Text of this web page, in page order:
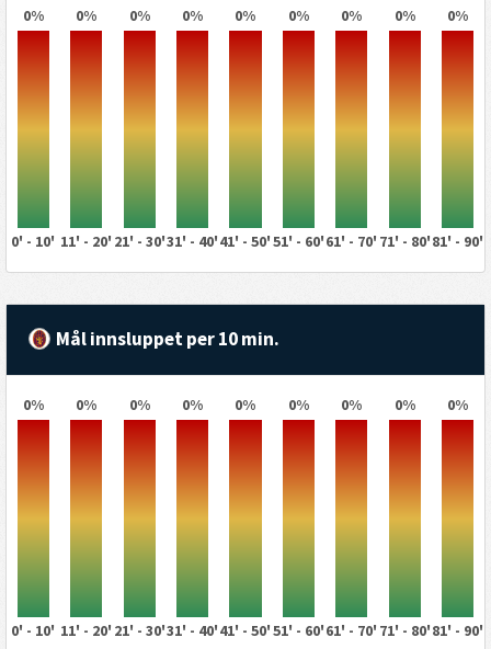
0% 0% 0% 0% 0% 0% 0% 0% 0%
0' - 10' 11' - 20' 21' - 30'31' - 40'41' - 50'51' - 60'61' - 70' 71' - 80'81' - 90'
Mål innsluppet per 10 min.
0% 0% 0% 0% 0% 0% 0% 0% 0%
0' - 10' 11' - 20' 21' - 30'31' - 40'41' - 50'51' - 60'61' - 70' 71' - 80'81' - 90'